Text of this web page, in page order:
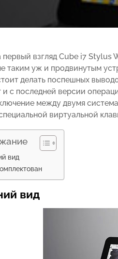
первый взгляд Cube i7 Stylus
таким уж и продвинутым
делать поспешных
и с последней версии
между двумя
виртуальной
вид
вид